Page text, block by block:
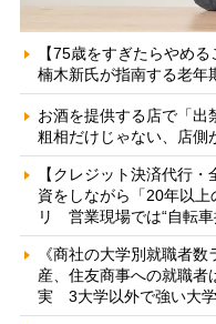
【75歳をすぎたらやめ
楠木新氏が指南する老年
お酒を提供する店で「
粗相だけじゃない、店側
【クレジット決済代行
資をしながら「20年以
リ 営業現場では“自転車
《商社の大学別就職者
産、住友商事への就職者
実 3大学以外で強い大